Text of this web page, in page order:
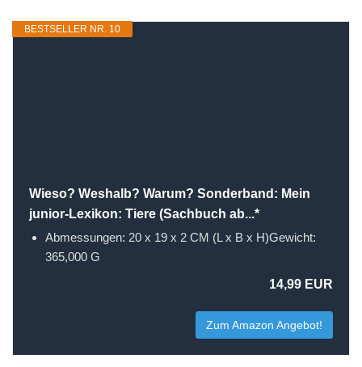
BESTSELLER NR. 10
Wieso? Weshalb? Warum? Sonderband: Mein
junior-Lexikon: Tiere (Sachbuch ab...*
Abmessungen: 20 x 19 x 2 CM (L x B x H)Gewicht:
365,000 G
14,99 EUR
Zum Amazon Angebot!